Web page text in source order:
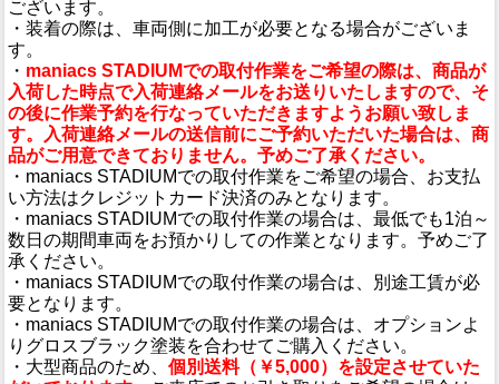
ございます。
・装着の際は、車両側に加工が必要となる場合がございま
す。
・ maniacs STADIUMでの取付作業をご希望の際は、商品が
入荷した時点で入荷連絡メールをお送りいたしますので、そ
の後に作業予約を行なっていただきますようお願い致しま
す。入荷連絡メールの送信前にご予約いただいた場合は、商
品がご用意できておりません。予めご了承ください。
・maniacs STADIUMでの取付作業をご希望の場合、お支払
い方法はクレジットカード決済のみとなります。
・maniacs STADIUMでの取付作業の場合は、最低でも1泊～
数日の期間車両をお預かりしての作業となります。予めご了
承ください。
・maniacs STADIUMでの取付作業の場合は、別途工賃が必
要となります。
・maniacs STADIUMでの取付作業の場合は、オプションよ
りグロスブラック塗装を合わせてご購入ください。
・大型商品のため、 個別送料（￥5,000）を設定させていた